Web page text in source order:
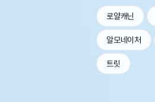
로얄캐닌
알모네이처
트릿